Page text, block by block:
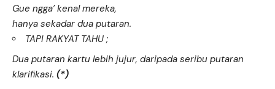
Gue ngga’ kenal mereka,
hanya sekadar dua putaran.
TAPI RAKYAT TAHU ;
Dua putaran kartu lebih jujur, daripada seribu putaran
klarifikasi. (*)